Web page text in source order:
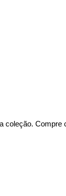
coleção. Compre